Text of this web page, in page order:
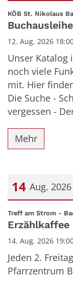
Datum: 12.
KÖB St. Nikolaus
Buchausleihe
12. Aug. 2026
Unser
noch viele
mit. Hier
Die Suche -
vergessen -
Mehr
14 Aug. 2026
Datum: 14.
Treff am Strom -
Erzählkaffee
14. Aug. 2026
Jeden 2.
Pfarrzentrum